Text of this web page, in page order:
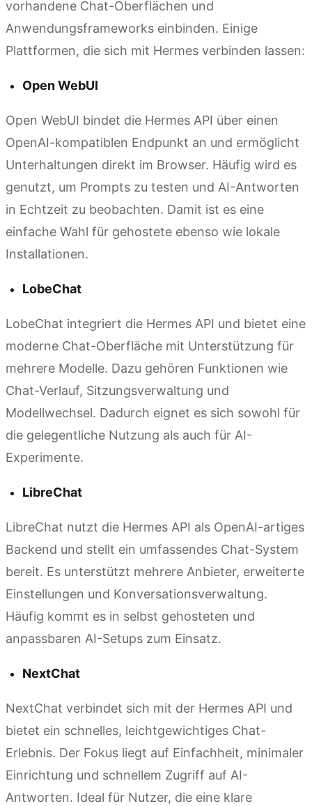
vorhandene Chat-Oberflächen und
Anwendungsframeworks einbinden. Einige
Plattformen, die sich mit Hermes verbinden lassen:
Open WebUI
Open WebUI bindet die Hermes API über einen
OpenAI-kompatiblen Endpunkt an und ermöglicht
Unterhaltungen direkt im Browser. Häufig wird es
genutzt, um Prompts zu testen und AI-Antworten
in Echtzeit zu beobachten. Damit ist es eine
einfache Wahl für gehostete ebenso wie lokale
Installationen.
LobeChat
LobeChat integriert die Hermes API und bietet eine
moderne Chat-Oberfläche mit Unterstützung für
mehrere Modelle. Dazu gehören Funktionen wie
Chat-Verlauf, Sitzungsverwaltung und
Modellwechsel. Dadurch eignet es sich sowohl für
die gelegentliche Nutzung als auch für AI-
Experimente.
LibreChat
LibreChat nutzt die Hermes API als OpenAI-artiges
Backend und stellt ein umfassendes Chat-System
bereit. Es unterstützt mehrere Anbieter, erweiterte
Einstellungen und Konversationsverwaltung.
Häufig kommt es in selbst gehosteten und
anpassbaren AI-Setups zum Einsatz.
NextChat
NextChat verbindet sich mit der Hermes API und
bietet ein schnelles, leichtgewichtiges Chat-
Erlebnis. Der Fokus liegt auf Einfachheit, minimaler
Einrichtung und schnellem Zugriff auf AI-
Antworten. Ideal für Nutzer, die eine klare